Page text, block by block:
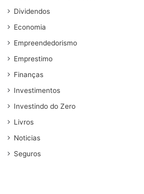
Dividendos
Economia
Empreendedorismo
Emprestimo
Finanças
Investimentos
Investindo do Zero
Livros
Noticias
Seguros